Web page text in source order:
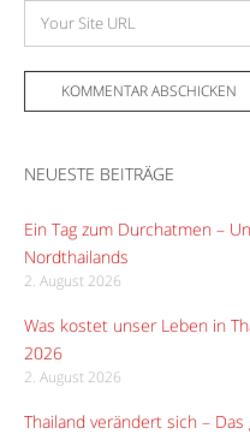
Website
NEUESTE BEITRÄGE
Ein Tag zum Durchatmen –
Nordthailands
2. August 2026
Was kostet unser Leben in
2026
2. August 2026
Thailand verändert sich –